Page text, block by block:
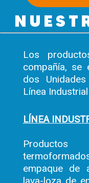
Los
compañía, se
dos
Línea
LÍNEA
Productos
empaque de
lava-loza de